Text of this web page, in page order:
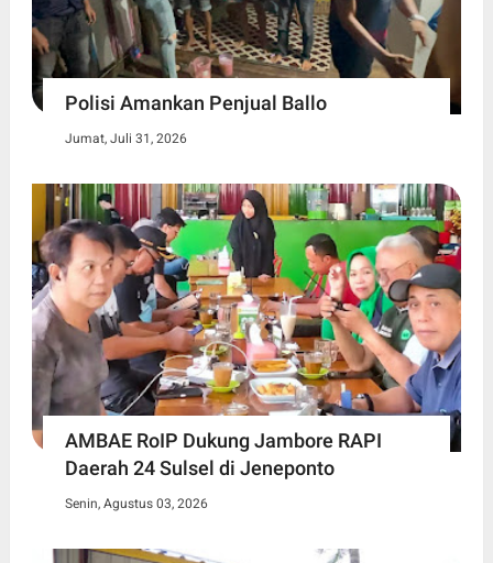
Polisi Amankan Penjual Ballo
Jumat, Juli 31, 2026
AMBAE RoIP Dukung Jambore RAPI
Daerah 24 Sulsel di Jeneponto
Senin, Agustus 03, 2026